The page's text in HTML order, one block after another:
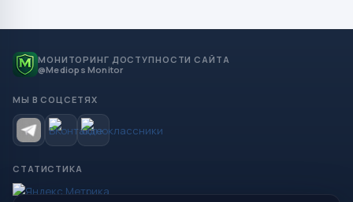
МОНИТОРИНГ ДОСТУПНОСТИ САЙТА
@Mediops Monitor
МЫ В СОЦСЕТЯХ
СТАТИСТИКА